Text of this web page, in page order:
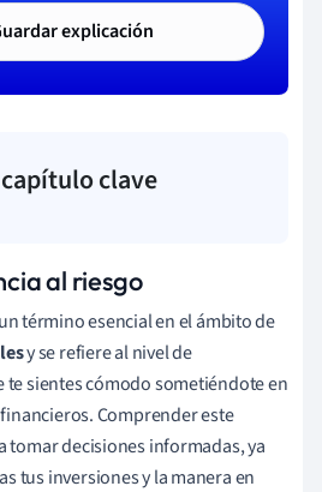
explicación
clave
al riesgo
término esencial en el ámbito de
y se refiere al nivel de
sientes cómodo sometiéndote en
Comprender este
tomar decisiones informadas, ya
tus inversiones y la manera en